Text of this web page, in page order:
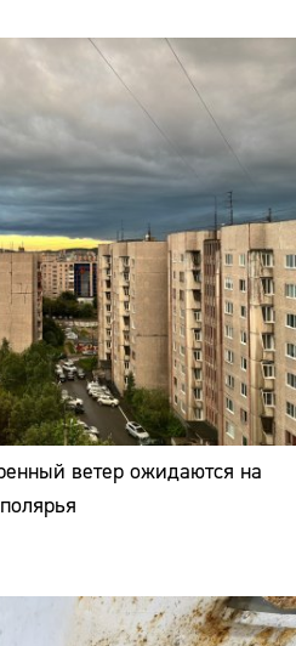
ветер ожидаются на